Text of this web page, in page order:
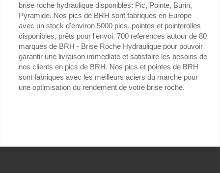
brise roche hydraulique disponibles: Pic, Pointe, Burin,
Pyramide. Nos pics de BRH sont fabriques en Europe
avec un stock d'environ 5000 pics, pointes et pointerolles
disponibles, prêts pour l'envoi. 700 references autour de 80
marques de BRH - Brise Roche Hydraulique pour pouvoir
garantir une livraison immediate et satisfaire les besoins de
nos clients en pics de BRH. Nos pics et pointes de BRH
sont fabriques avec les meilleurs aciers du marche pour
une optimisation du rendement de votre brise roche.